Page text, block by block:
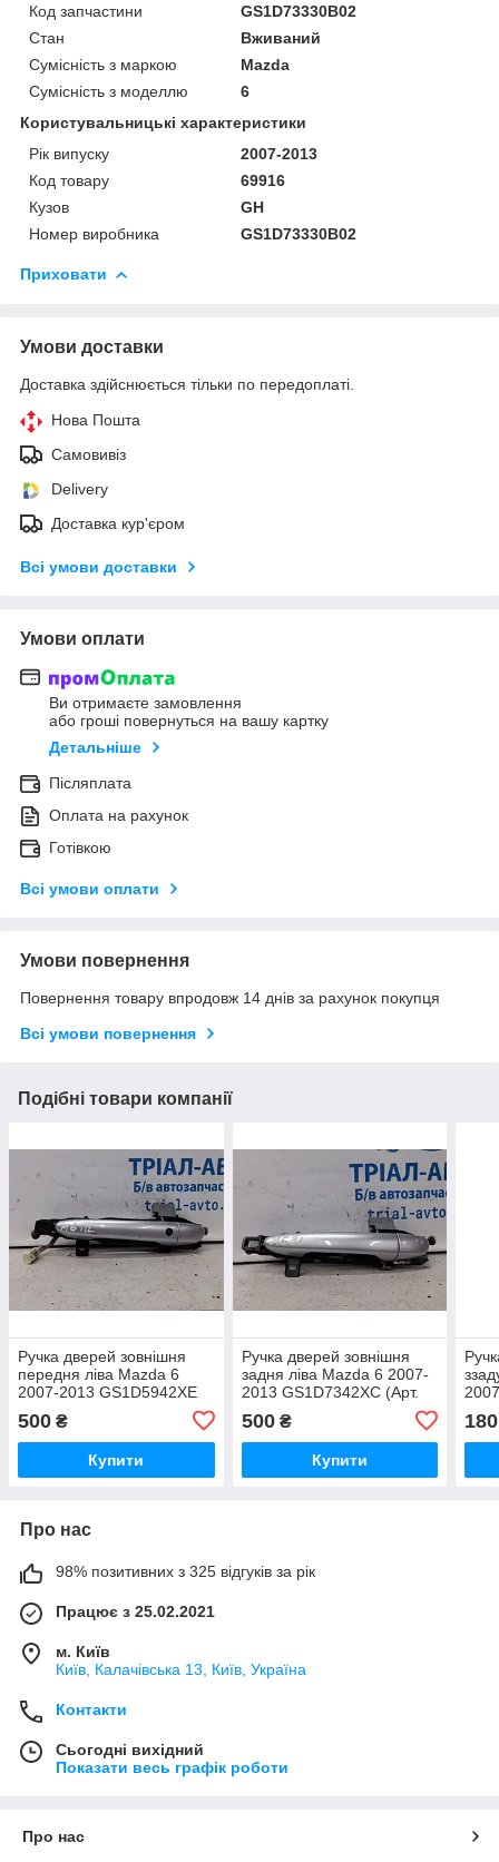
Код запчастини
GS1D73330B02
Стан
Вживаний
Сумісність з маркою
Mazda
Сумісність з моделлю
6
Користувальницькі характеристики
Рік випуску
2007-2013
Код товару
69916
Кузов
GH
Номер виробника
GS1D73330B02
Приховати
Умови доставки
Доставка здійснюється тільки по передоплаті.
Нова Пошта
Самовивіз
Delivery
Доставка кур'єром
Всі умови доставки
Умови оплати
Ви отримаєте замовлення
або гроші повернуться на вашу картку
Детальніше
Післяплата
Оплата на рахунок
Готівкою
Всі умови оплати
Умови повернення
Повернення товару впродовж 14 днів за рахунок покупця
Всі умови повернення
Подібні товари компанії
Ручка дверей зовнішня
передня ліва Mazda 6
2007-2013 GS1D5942XE
500 ₴
Купити
Ручка дверей зовнішня
задня ліва Mazda 6 2007-
2013 GS1D7342XC (Арт.
500₴
Купити
180
Про нас
98% позитивних з 325 відгуків за рік
Працює з 25.02.2021
м. Київ
Київ, Калачівська 13, Київ, Україна
Контакти
Сьогодні вихідний
Показати весь графік роботи
Про нас